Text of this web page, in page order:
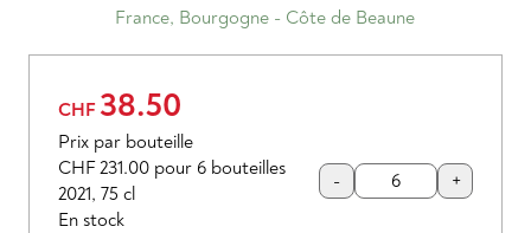
France, Bourgogne - Côte de Beaune
CHF 38.50
Prix par bouteille
CHF 231.00 pour 6 bouteilles
2021, 75 cl
En stock
- +